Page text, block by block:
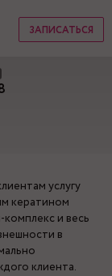
ЗАПИСАТЬСЯ
услугу
кератином
и весь
в
клиента.